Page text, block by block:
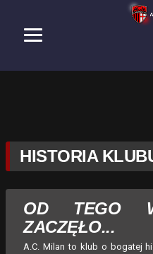
HISTORIA
OD TEGO
ZACZĘŁO...
A.C. Milan to klub o bogatej